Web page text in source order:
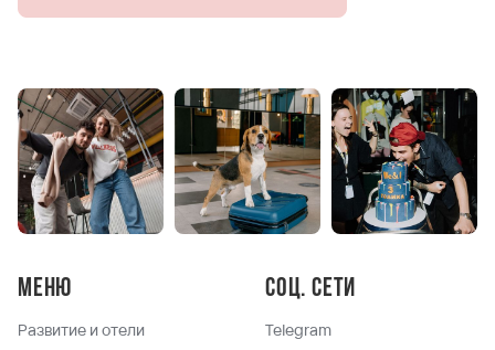
Меню
Развитие и отели
Соц. сети
Telegram